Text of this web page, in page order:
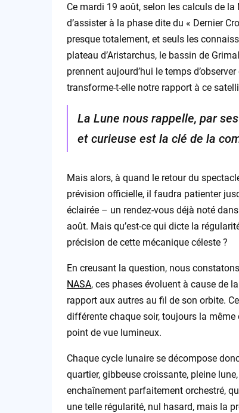
Ce mardi 19 août, selon les calculs de la
d’assister à la phase dite du « Dernier
presque totalement, et seuls les
plateau d’Aristarchus, le bassin de
prennent aujourd’hui le temps
transforme-t-elle notre rapport à ce
La Lune nous rappelle, par
et curieuse est la clé de la
Mais alors, à quand le retour du
prévision officielle, il faudra patienter
éclairée – un rendez-vous déjà noté
août. Mais qu’est-ce qui dicte la
précision de cette mécanique céleste ?
En creusant la question, nous
NASA, ces phases évoluent à cause de
rapport aux autres au fil de son orbite.
différente chaque soir, toujours la
point de vue lumineux.
Chaque cycle lunaire se décompose
quartier, gibbeuse croissante, pleine
enchaînement parfaitement orchestré,
une telle régularité, nul hasard, mais la